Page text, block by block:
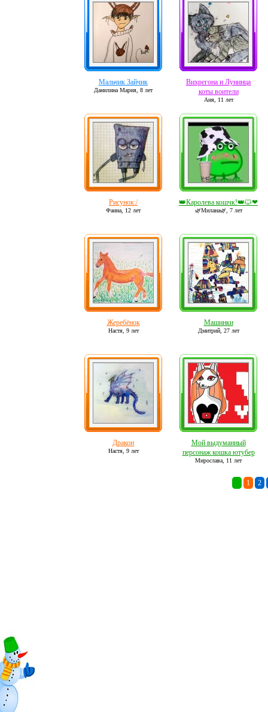
Мальчик Зайчик
Данилина Мария, 8 лет
Вихрегона и Лунинца
коты воители
Аня, 11 лет
Рисунок:/
Фаина, 12 лет
👑Каролева кошчк!👑🐱❤
🌿Милана🌿, 7 лет
Жеребёнок
Настя, 9 лет
Машинки
Дмитрий, 27 лет
Дракон
Настя, 9 лет
Мой выдуманный
персонаж кошка ютубер
Мирослава, 11 лет
1 2